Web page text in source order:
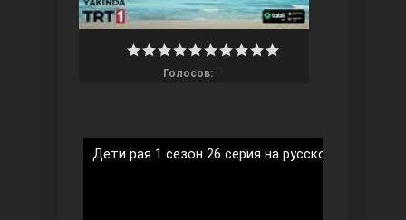
Голосов:
Дети рая 1 сезон 26 серия на русском языке